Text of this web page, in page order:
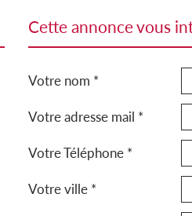
cette annonce vous
Votre nom *
Votre adresse mail *
Votre Téléphone *
Votre ville *